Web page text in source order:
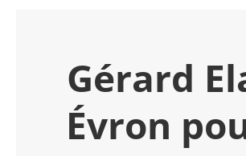
Gérard
Évron